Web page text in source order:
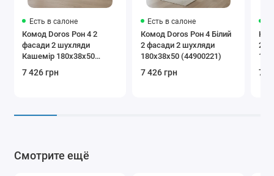
Есть в салоне
Комод Doros Рон 4 2
фасади 2 шухляди
Кашемір 180х38х50
7 426 грн
Есть в салоне
Комод Doros Рон 4 Білий
2 фасади 2 шухляди
180х38х50 (44900221)
7 426 грн
2
7
Смотрите ещё